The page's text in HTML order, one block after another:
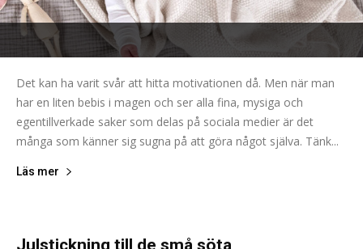
Det kan ha varit svår att hitta motivationen då. Men när man
har en liten bebis i magen och ser alla fina, mysiga och
egentillverkade saker som delas på sociala medier är det
många som känner sig sugna på att göra något själva. Tänk...
Läs mer
Julstickning till de små söta